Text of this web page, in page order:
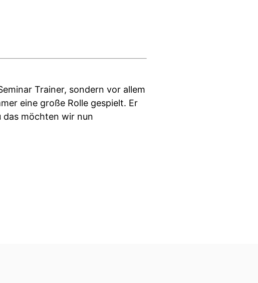
Trainer, sondern vor allem
eine große Rolle gespielt. Er
möchten wir nun